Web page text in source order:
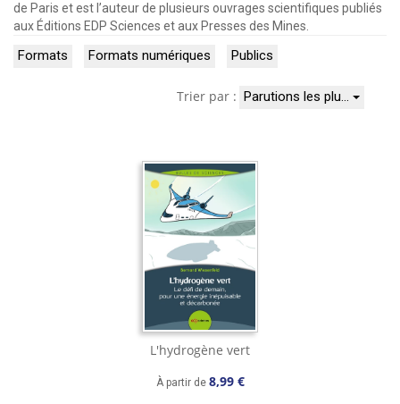
de Paris et est l’auteur de plusieurs ouvrages scientifiques publiés
aux Éditions EDP Sciences et aux Presses des Mines.
Formats Formats numériques Publics
Trier par : Parutions les plu…
L'hydrogène vert
À partir de 8,99 €